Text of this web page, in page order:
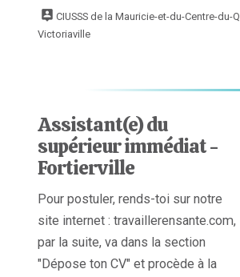
CIUSSS de la Mauricie-et-du-Centre-du-
Victoriaville
Assistant(e) du
supérieur immédiat -
Fortierville
Pour postuler, rends-toi sur notre
site internet : travaillerensante.com,
par la suite, va dans la section
"Dépose ton CV" et procède à la